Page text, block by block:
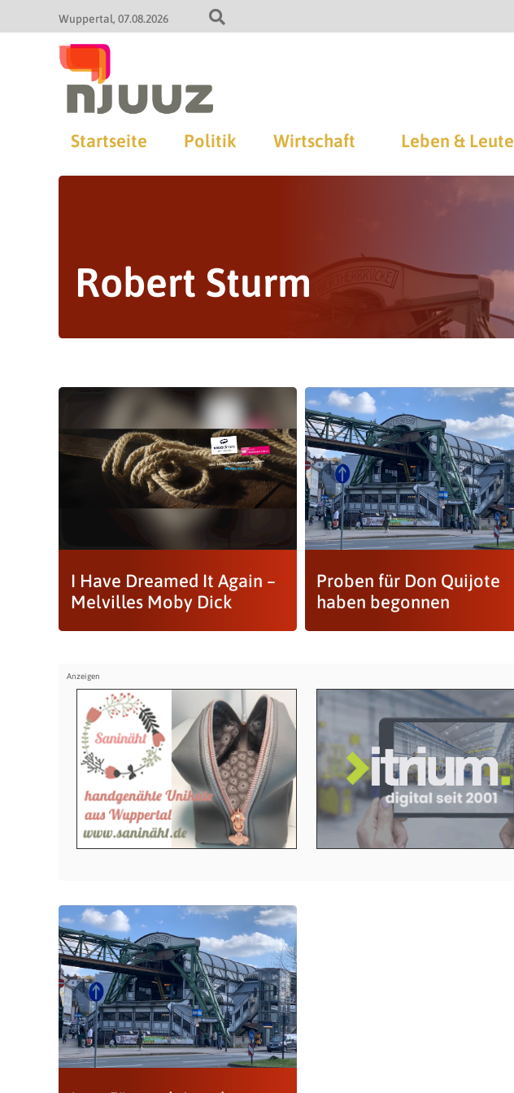
Wuppertal 07.08.2026
Startseite Politik Wirtschaft Leben & Leute
Robert Sturm
I Have Dreamed It Again –
Melvilles Moby Dick
Proben für Don Quijote
haben begonnen